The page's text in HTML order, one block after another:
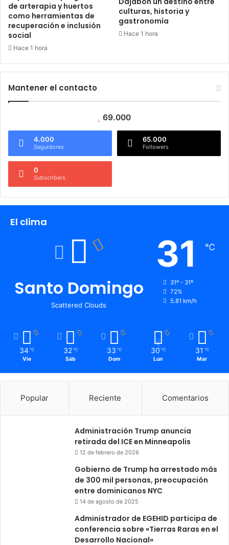
de arterapia y huertos
como herramientas de
recuperación e inclusión
social
Hace 1 hora
culturas, historia y
gastronomía
Hace 1 hora
Mantener el contacto
69.000
4.000
Seguidores
65.000
Followers
0
Subscribers
El clima
Santo Domingo
Scattered Clouds
31 ℃
31º - 31º
72%
5.81 km/h
34 ℃
Vie
32 ℃
Sáb
33 ℃
Dom
30 ℃
Lun
31 ℃
Mar
Popular Reciente Comentarios
Administración Trump anuncia
retirada del ICE en Minneapolis
12 de febrero de 2026
Gobierno de Trump ha arrestado más
de 300 mil personas, preocupación
entre dominicanos NYC
14 de agosto de 2025
Administrador de EGEHID participa de
conferencia sobre «Tierras Raras en el
Desarrollo Nacional»